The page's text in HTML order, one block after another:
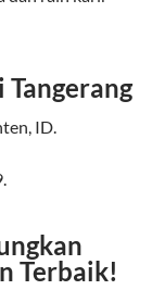
ID
Terbaik!